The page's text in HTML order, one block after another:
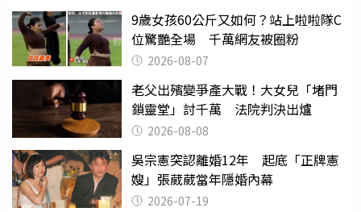
9歲女孩60公斤又如何？站上啦啦隊C
位驚艷全場 千萬網友被圈粉
2026-08-07
老父出殯變爭產大戰！大女兒「堵門
鎖靈堂」討千萬 法院判決出爐
2026-08-08
吳宗憲突認離婚12年 起底「正牌憲
嫂」張葳葳當年隱婚內幕
2026-07-19